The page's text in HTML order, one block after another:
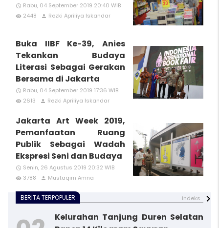
access_time Rabu, 04 September 2019 20:40 WIB
remove_red_eye 2448 person Rezki Apriliya Iskandar
Buka IIBF Ke-39, Anies
Tekankan Budaya
Literasi Sebagai Gerakan
Bersama di Jakarta
access_time Rabu, 04 September 2019 17:36 WIB
remove_red_eye 2613 person Rezki Apriliya Iskandar
Jakarta Art Week 2019,
Pemanfaatan Ruang
Publik Sebagai Wadah
Ekspresi Seni dan Budaya
access_time Senin, 26 Agustus 2019 20:32 WIB
remove_red_eye 3788 person Mustaqim Amna
BERITA TERPOPULER indeks
Kelurahan Tanjung Duren Selatan